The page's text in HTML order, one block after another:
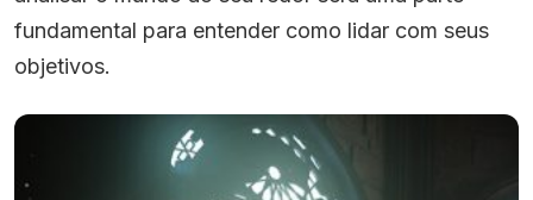
fundamental para entender como lidar com seus
objetivos.